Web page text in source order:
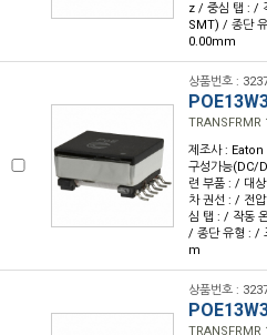
z / 중심 탭 : /
SMT) / 종단
0.00mm
상품번호 :
TRANSFRMR
제조사 :
구성가능(DC/
련 부품 : / 대
차 권선 : / 전
심 탭 : / 작동
/ 종단 유형 : /
m
상품번호 :
TRANSFRMR